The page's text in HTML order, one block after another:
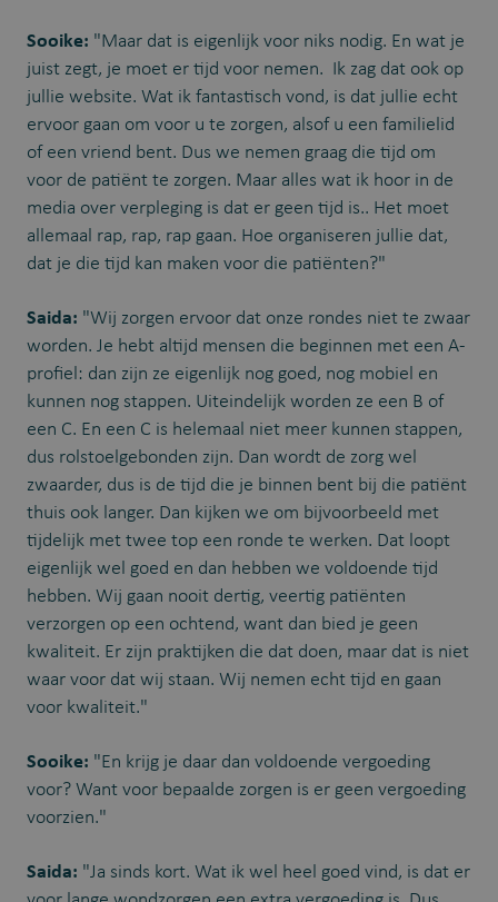
Sooike: "Maar dat is eigenlijk voor niks nodig. En wat je
juist zegt, je moet er tijd voor nemen. Ik zag dat ook op
jullie website. Wat ik fantastisch vond, is dat jullie echt
ervoor gaan om voor u te zorgen, alsof u een familielid
of een vriend bent. Dus we nemen graag die tijd om
voor de patiënt te zorgen. Maar alles wat ik hoor in de
media over verpleging is dat er geen tijd is.. Het moet
allemaal rap, rap, rap gaan. Hoe organiseren jullie dat,
dat je die tijd kan maken voor die patiënten?"
Saida: "Wij zorgen ervoor dat onze rondes niet te zwaar
worden. Je hebt altijd mensen die beginnen met een A-
profiel: dan zijn ze eigenlijk nog goed, nog mobiel en
kunnen nog stappen. Uiteindelijk worden ze een B of
een C. En een C is helemaal niet meer kunnen stappen,
dus rolstoelgebonden zijn. Dan wordt de zorg wel
zwaarder, dus is de tijd die je binnen bent bij die patiënt
thuis ook langer. Dan kijken we om bijvoorbeeld met
tijdelijk met twee top een ronde te werken. Dat loopt
eigenlijk wel goed en dan hebben we voldoende tijd
hebben. Wij gaan nooit dertig, veertig patiënten
verzorgen op een ochtend, want dan bied je geen
kwaliteit. Er zijn praktijken die dat doen, maar dat is niet
waar voor dat wij staan. Wij nemen echt tijd en gaan
voor kwaliteit."
Sooike: "En krijg je daar dan voldoende vergoeding
voor? Want voor bepaalde zorgen is er geen vergoeding
voorzien."
Saida: "Ja sinds kort. Wat ik wel heel goed vind, is dat er